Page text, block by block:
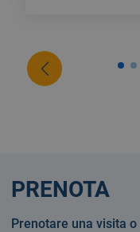
PRENOTA
Prenotare una visita